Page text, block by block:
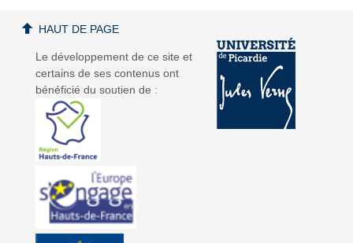
Le développement de ce site et
certains de ses contenus ont
bénéficié du soutien de :
HAUT DE PAGE